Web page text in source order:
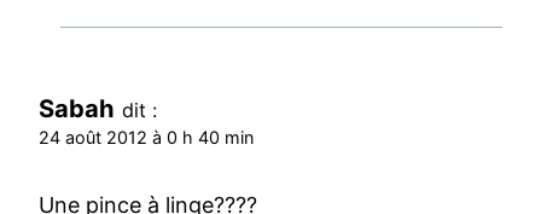
Sabah dit :
24 août 2012 à 0 h 40 min
Une pince à linge????